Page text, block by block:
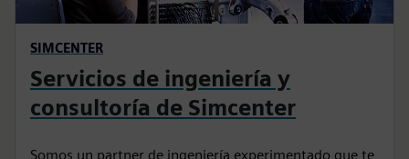
SIMCENTER
Servicios de ingeniería y
consultoría de Simcenter
Somos un partner de ingeniería experimentado que te